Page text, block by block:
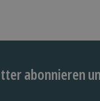
abonnieren